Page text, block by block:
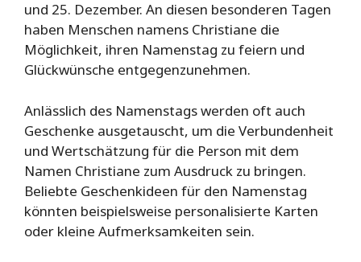
und 25. Dezember. An diesen besonderen Tagen
haben Menschen namens Christiane die
Möglichkeit, ihren Namenstag zu feiern und
Glückwünsche entgegenzunehmen.
Anlässlich des Namenstags werden oft auch
Geschenke ausgetauscht, um die Verbundenheit
und Wertschätzung für die Person mit dem
Namen Christiane zum Ausdruck zu bringen.
Beliebte Geschenkideen für den Namenstag
könnten beispielsweise personalisierte Karten
oder kleine Aufmerksamkeiten sein.